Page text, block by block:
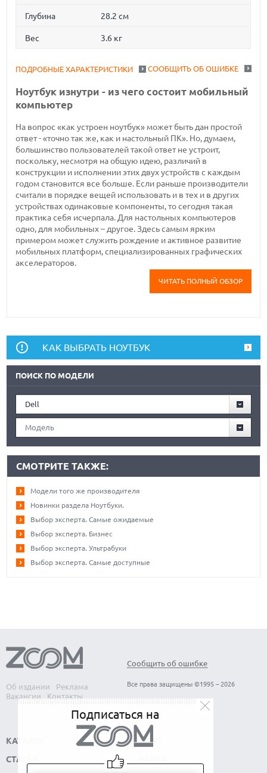
Глубина 28.2 см
Вес 3.6 кг
СООБЩИТЬ ОБ ОШИБКЕ
ПОДРОБНЫЕ ХАРАКТЕРИСТИКИ
Ноутбук изнутри - из чего состоит мобильный
компьютер
На вопрос «как устроен ноутбук» может быть дан простой
ответ - «точно так же, как и настольный ПК». Но, думаем,
большинство пользователей такой ответ не устроит,
поскольку, несмотря на общую идею, различий в
конструкции и исполнении этих двух устройств с каждым
годом становится все больше. Если раньше производители
считали в порядке вещей использовать и в тех и в других
устройствах одинаковые компоненты, то сегодня такая
практика себя исчерпала. Для настольных компьютеров
одно, для мобильных – другое. Здесь самым ярким
примером может служить рождение и активное развитие
мобильных платформ, специализированных графических
акселераторов.
ЧИТАТЬ ПОЛНЫЙ ОБЗОР
КАК ВЫБРАТЬ НОУТБУК
ПОИСК ПО МОДЕЛИ
Dell
Модель
СМОТРИТЕ ТАКЖЕ:
Модели того же производителя
Новинки раздела Ноутбуки.
Выбор эксперта. Самые ожидаемые
Выбор эксперта. Бизнес
Выбор эксперта. Ультрабуки
Выбор эксперта. Самые доступные
Об издании
Реклама
Вакансии
Контакты
Сообщить об ошибке
Все права защищены ©1995 – 2026
КАТАЛОГ
СТАТЬИ
СОФТ
Подписаться на